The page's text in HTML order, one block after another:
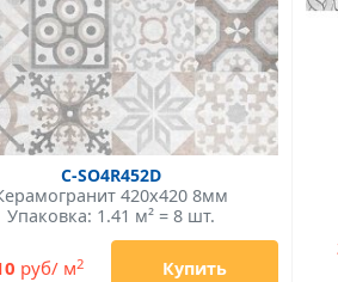
C-SO4R452D
420x420 8мм
Упаковка: 1.41 м² = 8 шт.
руб/ м2 Купить